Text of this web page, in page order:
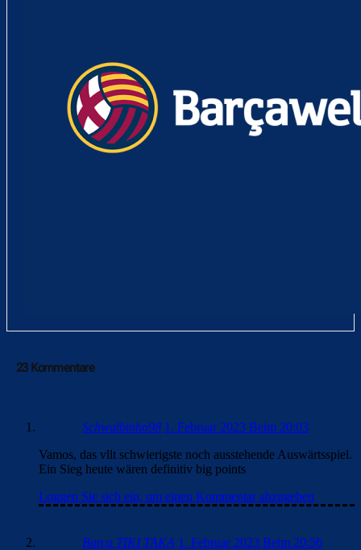
23 Kommentare
Schwalbinho98 1. Februar 2023 Beim 20:03
Vamos, das vllt schwierigste noch ausstehende Auswärtsspiel.
Ein Sieg heute wären definitiv big points
Loggen Sie sich ein, um einen Kommentar abzugeben
Barca TIKI TAKA 1. Februar 2023 Beim 20:56